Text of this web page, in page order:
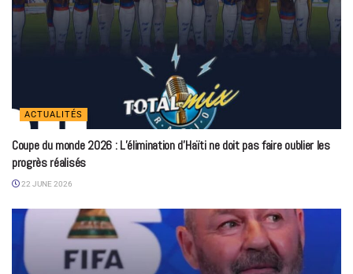
ACTUALITÉS
Coupe du monde 2026 : L’élimination d’Haïti ne doit pas faire oublier les
progrès réalisés
22 JUNE 2026